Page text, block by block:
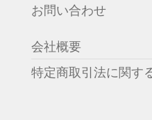
お問い合わせ
会社概要
特定商取引法に関す